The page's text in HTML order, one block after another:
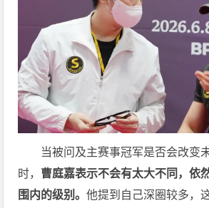
当被问及主赛事冠军是否会改变
时， 曹庭嘉表示不会有太大不同，依
围内的级别。他提到自己深圈较多，